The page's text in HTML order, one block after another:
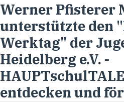
Werner Pfisterer
unterstützte den
Werktag" der
Heidelberg e.V. -
entdecken und